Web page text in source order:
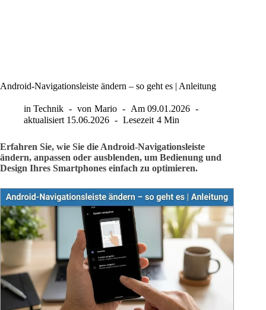
Android-Navigationsleiste ändern – so geht es | Anleitung
in Technik von Mario Am 09.01.2026
aktualisiert 15.06.2026 Lesezeit 4 Min
Erfahren Sie, wie Sie die Android-Navigationsleiste
ändern, anpassen oder ausblenden, um Bedienung und
Design Ihres Smartphones einfach zu optimieren.